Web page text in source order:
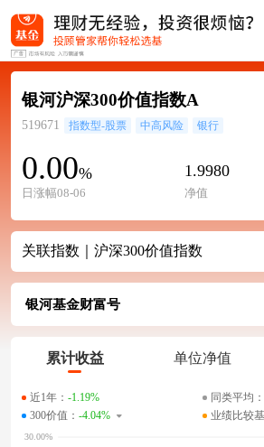
银河沪深300价值指数A
519671 指数型-股票 中高风险 银行
0.00%
日涨幅08-06
1.9980
净值
关联指数｜沪深300价值指数
银河基金财富号
累计收益 单位净值
近1年： -1.19% 同类平均：
300价值： -4.04% 业绩比较基